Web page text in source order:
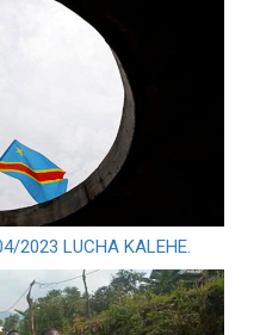
2023 LUCHA KALEHE.